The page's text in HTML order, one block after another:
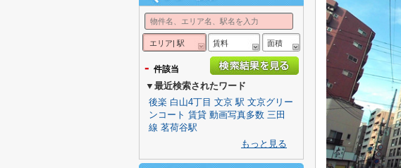
エリア| 駅 賃料 面積
- 件該当
▼最近検索されたワード
後楽 白山4丁目 文京 駅 文京グリー
ンコート 賃貸 動画写真多数 三田
線 茗荷谷駅
もっと見る